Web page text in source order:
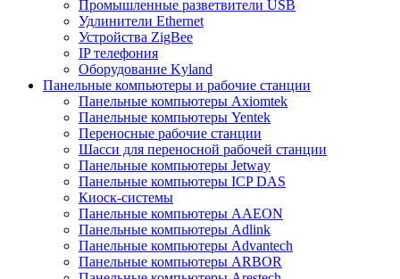
Промышленные разветвители USB
Удлинители Ethernet
Устройства ZigBee
IP телефония
Оборудование Kyland
Панельные компьютеры и рабочие станции
Панельные компьютеры Axiomtek
Панельные компьютеры Yentek
Переносные рабочие станции
Шасси для переносной рабочей станции
Панельные компьютеры Jetway
Панельные компьютеры ICP DAS
Киоск-системы
Панельные компьютеры AAEON
Панельные компьютеры Adlink
Панельные компьютеры Advantech
Панельные компьютеры ARBOR